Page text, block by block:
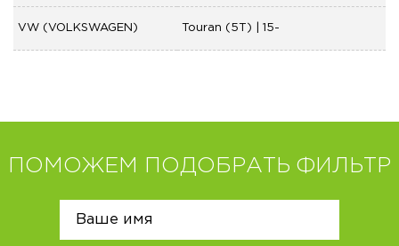
VW (VOLKSWAGEN) Touran (5T) | 15-
ПОМОЖЕМ ПОДОБРАТЬ ФИЛЬТР